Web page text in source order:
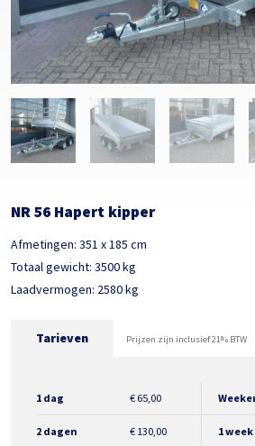
NR 56 Hapert kipper
Afmetingen: 351 x 185 cm
Totaal gewicht: 3500 kg
Laadvermogen: 2580 kg
Tarieven Prijzen zijn inclusief 21% BTW
1 dag €65,00
2 dagen €130,00 1 week